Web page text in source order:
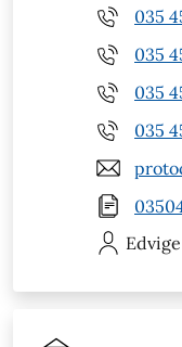
035
035
035
035